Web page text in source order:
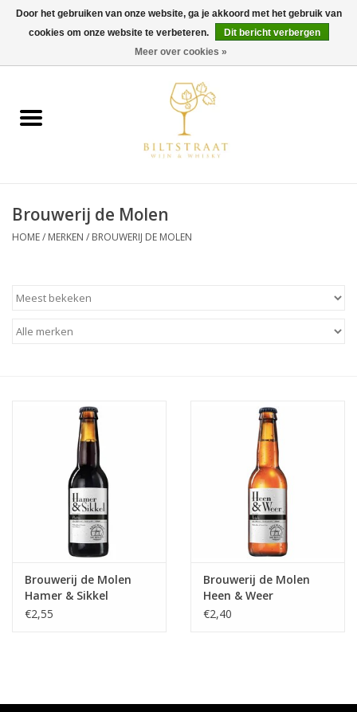
0 Artikelen - €0,00
Wijn
Gin & Tonic
Gedestilleerd
Relatiegeschenken
Over ons
Brouwerij de Molen
HOME/ MERKEN / BROUWERIJ DE MOLEN
Brouwerij de Molen
Hamer & Sikkel
€2,55
Brouwerij de Molen
Heen & Weer
€2,40
Door het gebruiken van onze website, ga je akkoord met het gebruik van
cookies om onze website te verbeteren.
Dit bericht verbergen
Meer over cookies »